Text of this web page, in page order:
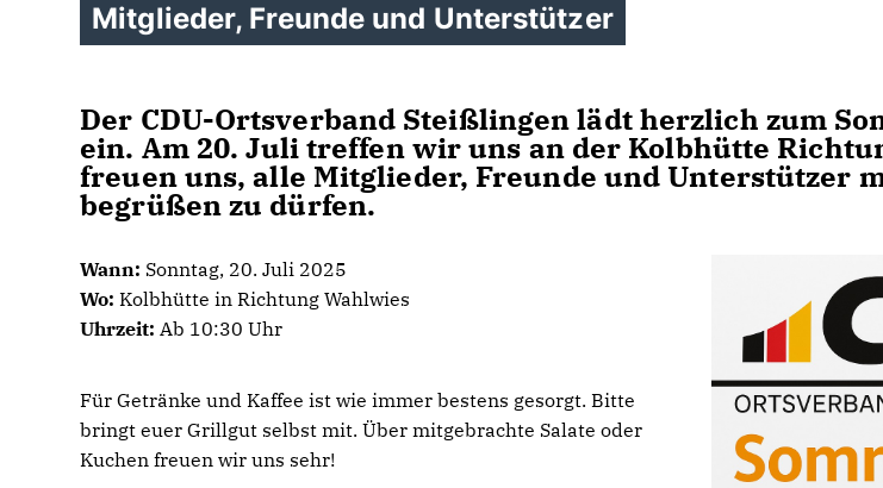
Mitglieder, Freunde und Unterstützer
Der CDU-Ortsverband Steißlingen lädt herzlich zum
ein. Am 20. Julitreffen wir uns an der Kolbhütte
freuen uns, alle Mitglieder, Freunde und Unterstützer
begrüßen zu dürfen.
Wann: Sonntag, 20. Juli 2025
Wo: Kolbhütte in Richtung Wahlwies
Uhrzeit: Ab 10:30 Uhr
Für Getränke und Kaffee ist wie immer bestens gesorgt. Bitte
bringt euer Grillgut selbst mit. Über mitgebrachte Salate oder
Kuchen freuen wir uns sehr!